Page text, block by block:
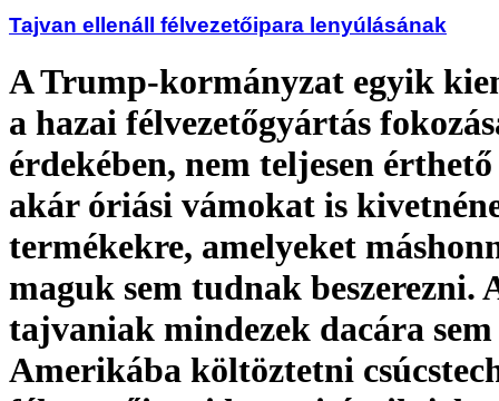
Tajvan ellenáll félvezetőipara lenyúlásának
A Trump-kormányzat egyik
a hazai félvezetőgyártás
érdekében, nem teljesen
akár óriási vámokat is
termékekre, amelyeket
maguk sem tudnak beszerezni.
tajvaniak mindezek dacára
Amerikába költöztetni